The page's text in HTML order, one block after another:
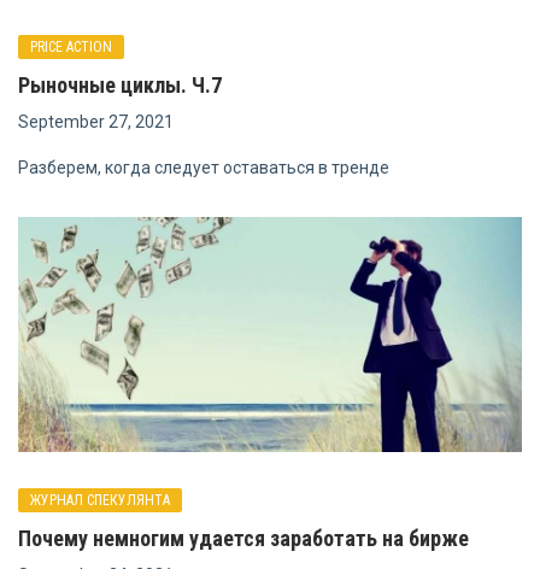
PRICE ACTION
Рыночные циклы. Ч.7
September 27, 2021
Разберем, когда следует оставаться в тренде
ЖУРНАЛ СПЕКУЛЯНТА
Почему немногим удается заработать на бирже